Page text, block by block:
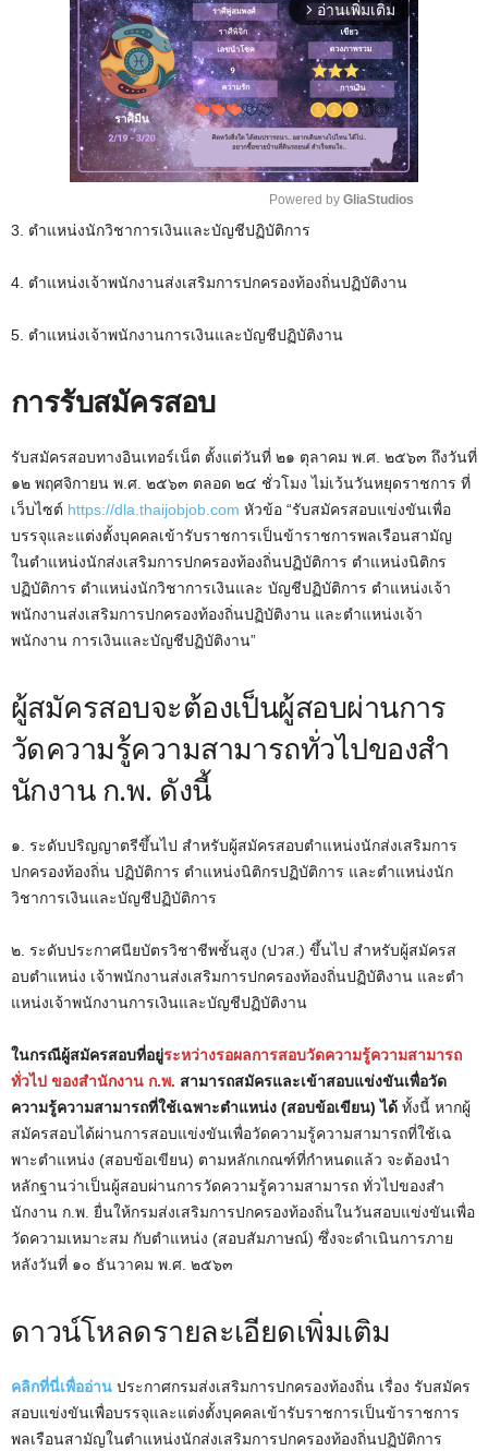
arrow_forward_ios อ่านเพิ่มเติม
t
Powered by GliaStudios
3. ตำแหน่งนักวิชาการเงินและบัญชีปฏิบัติการ
4. ตำแหน่งเจ้าพนักงานส่งเสริมการปกครองท้องถิ่นปฏิบัติงาน
5. ตำแหน่งเจ้าพนักงานการเงินและบัญชีปฏิบัติงาน
การรับสมัครสอบ
รับสมัครสอบทางอินเทอร์เน็ต ตั้งแต่วันที่ ๒๑ ตุลาคม พ.ศ. ๒๕๖๓ ถึงวันที่
๑๒ พฤศจิกายน พ.ศ. ๒๕๖๓ ตลอด ๒๔ ชั่วโมง ไม่เว้นวันหยุดราชการ ที่
เว็บไซต์ https://dla.thaijobjob.com หัวข้อ “รับสมัครสอบแข่งขันเพื่อ
บรรจุและแต่งตั้งบุคคลเข้ารับราชการเป็นข้าราชการพลเรือนสามัญ
ในตําแหน่งนักส่งเสริมการปกครองท้องถิ่นปฏิบัติการ ตําแหน่งนิติกร
ปฏิบัติการ ตําแหน่งนักวิชาการเงินและ บัญชีปฏิบัติการ ตําแหน่งเจ้า
พนักงานส่งเสริมการปกครองท้องถิ่นปฏิบัติงาน และตําแหน่งเจ้า
พนักงาน การเงินและบัญชีปฏิบัติงาน”
ผู้สมัครสอบจะต้องเป็นผู้สอบผ่านการ
วัดความรู้ความสามารถทั่วไปของสํา
นักงาน ก.พ. ดังนี้
๑. ระดับปริญญาตรีขึ้นไป สําหรับผู้สมัครสอบตําแหน่งนักส่งเสริมการ
ปกครองท้องถิ่น ปฏิบัติการ ตําแหน่งนิติกรปฏิบัติการ และตําแหน่งนัก
วิชาการเงินและบัญชีปฏิบัติการ
๒. ระดับประกาศนียบัตรวิชาชีพชั้นสูง (ปวส.) ขึ้นไป สําหรับผู้สมัครส
อบตําแหน่ง เจ้าพนักงานส่งเสริมการปกครองท้องถิ่นปฏิบัติงาน และตํา
แหน่งเจ้าพนักงานการเงินและบัญชีปฏิบัติงาน
ในกรณีผู้สมัครสอบที่อยู่ระหว่างรอผลการสอบวัดความรู้ความสามารถ
ทั่วไป ของสํานักงาน ก.พ. สามารถสมัครและเข้าสอบแข่งขันเพื่อวัด
ความรู้ความสามารถที่ใช้เฉพาะตําแหน่ง (สอบข้อเขียน) ได้ ทั้งนี้ หากผู้
สมัครสอบได้ผ่านการสอบแข่งขันเพื่อวัดความรู้ความสามารถที่ใช้เฉ
พาะตําแหน่ง (สอบข้อเขียน) ตามหลักเกณฑ์ที่กําหนดแล้ว จะต้องนํา
หลักฐานว่าเป็นผู้สอบผ่านการวัดความรู้ความสามารถ ทั่วไปของสํา
นักงาน ก.พ. ยื่นให้กรมส่งเสริมการปกครองท้องถิ่นในวันสอบแข่งขันเพื่อ
วัดความเหมาะสม กับตําแหน่ง (สอบสัมภาษณ์) ซึ่งจะดําเนินการภาย
หลังวันที่ ๑๐ ธันวาคม พ.ศ. ๒๕๖๓
ดาวน์โหลดรายละเอียดเพิ่มเติม
คลิกที่นี่เพื่ออ่าน ประกาศกรมส่งเสริมการปกครองท้องถิ่น เรื่อง รับสมัคร
สอบแข่งขันเพื่อบรรจุและแต่งตั้งบุคคลเข้ารับราชการเป็นข้าราชการ
พลเรือนสามัญในตำแหน่งนักส่งเสริมการปกครองท้องถิ่นปฏิบัติการ